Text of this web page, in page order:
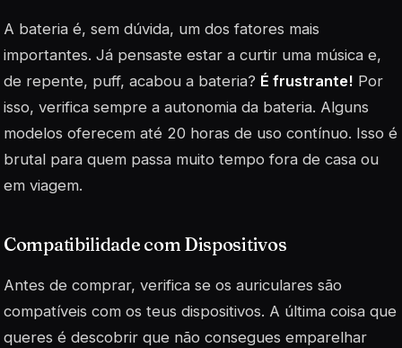
A bateria é, sem dúvida, um dos fatores mais
importantes. Já pensaste estar a curtir uma música e,
de repente, puff, acabou a bateria? É frustrante! Por
isso, verifica sempre a autonomia da bateria. Alguns
modelos oferecem até 20 horas de uso contínuo. Isso é
brutal para quem passa muito tempo fora de casa ou
em viagem.
Compatibilidade com Dispositivos
Antes de comprar, verifica se os auriculares são
compatíveis com os teus dispositivos. A última coisa que
queres é descobrir que não consegues emparelhar